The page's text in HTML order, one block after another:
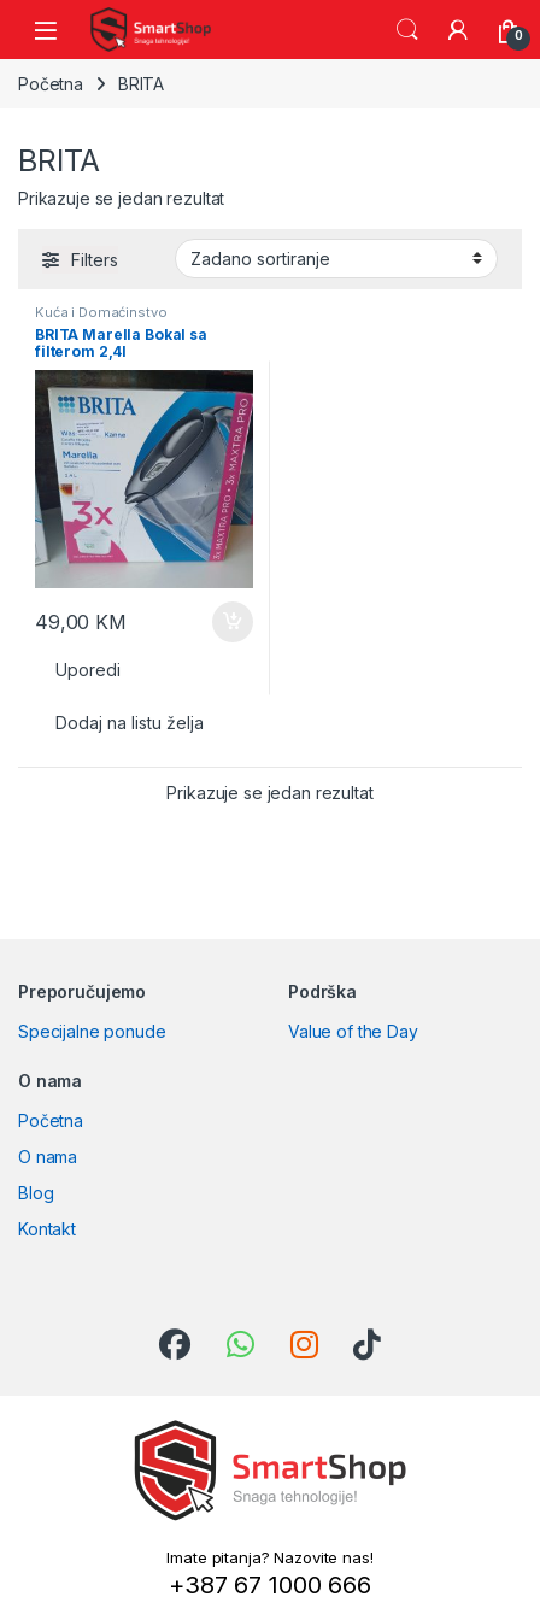
Skip to navigation
Skip to content
0
Početna BRITA
BRITA
Prikazuje se jedan rezultat
Filters
Kuća i Domaćinstvo
BRITA Marella Bokal sa
filterom 2,4l
49,00 KM
Uporedi
Dodaj na listu želja
Prikazuje se jedan rezultat
Preporučujemo
Specijalne ponude
Podrška
Value of the Day
O nama
Početna
O nama
Blog
Kontakt
Imate pitanja? Nazovite nas!
+387 67 1000 666